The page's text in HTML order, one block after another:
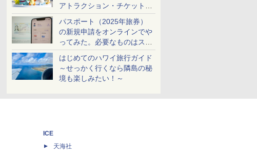
アトラクション・チケット手
配・来場前に必要な準備は？
パスポート（2025年旅券）
の新規申請をオンラインでや
ってみた。必要なものはスマ
ホとマイナカードのみ
はじめてのハワイ旅行ガイド
～せっかく行くなら隣島の秘
境も楽しみたい！～
ICE
天海社